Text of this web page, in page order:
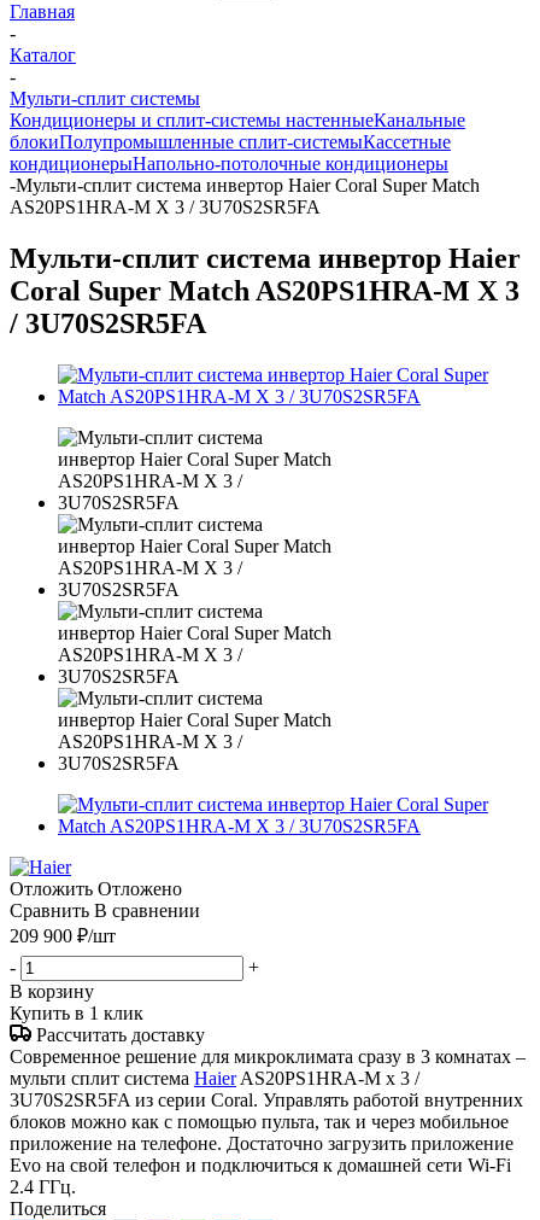
Главная
-
Каталог
-
Мульти-сплит системы
Кондиционеры и сплит-системы настенныеКанальные
блокиПолупромышленные сплит-системыКассетные
кондиционерыНапольно-потолочные кондиционеры
-Мульти-сплит система инвертор Haier Coral Super Match
AS20PS1HRA-M X 3 / 3U70S2SR5FA
Мульти-сплит система инвертор Haier
Coral Super Match AS20PS1HRA-M X 3
/ 3U70S2SR5FA
Отложить Отложено
Сравнить В сравнении
209 900 ₽/шт
-
+
В корзину
Купить в 1 клик
Рассчитать доставку
Современное решение для микроклимата сразу в 3 комнатах –
мульти сплит система HaierAS20PS1HRA-M x 3 /
3U70S2SR5FA из серии Coral. Управлять работой внутренних
блоков можно как с помощью пульта, так и через мобильное
приложение на телефоне. Достаточно загрузить приложение
Evo на свой телефон и подключиться к домашней сети Wi-Fi
2.4 ГГц.
Поделиться